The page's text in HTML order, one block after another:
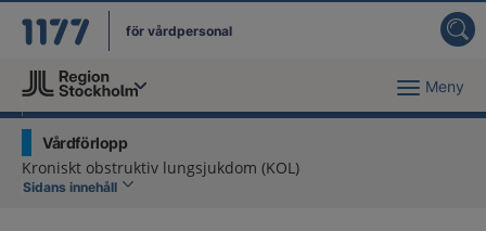
för vårdpersonal
Du har valt region Meny
Vårdförlopp
Kroniskt obstruktiv lungsjukdom (KOL)
Sidans innehåll